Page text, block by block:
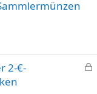
2-€-